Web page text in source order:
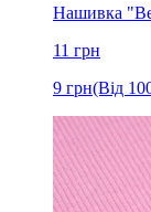
Нашивка
11 грн
9 грн(Від